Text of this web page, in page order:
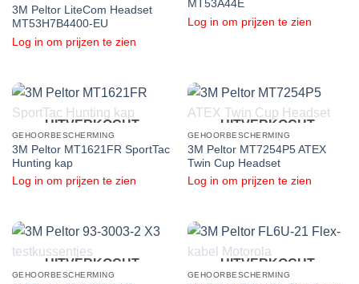
3M Peltor LiteCom Headset
MT53H7B4400-EU
Log in om prijzen te zien
MT53A44E
Log in om prijzen te zien
UITVERKOCHT
GEHOORBESCHERMING
3M Peltor MT1621FR SportTac
Hunting kap
Log in om prijzen te zien
UITVERKOCHT
GEHOORBESCHERMING
3M Peltor MT7254P5 ATEX
Twin Cup Headset
Log in om prijzen te zien
UITVERKOCHT
GEHOORBESCHERMING
UITVERKOCHT
GEHOORBESCHERMING